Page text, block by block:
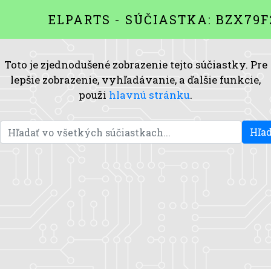
ELPARTS - SÚČIASTKA:
Toto je zjednodušené zobrazenie tejto súčiastky. Pre
lepšie zobrazenie, vyhľadávanie, a ďalšie funkcie,
použi hlavnú stránku.